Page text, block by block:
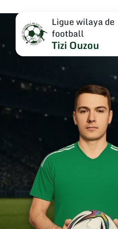
Ligue wilaya de
football
Tizi Ouzou